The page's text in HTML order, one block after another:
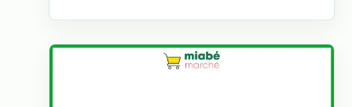
Les
options
être